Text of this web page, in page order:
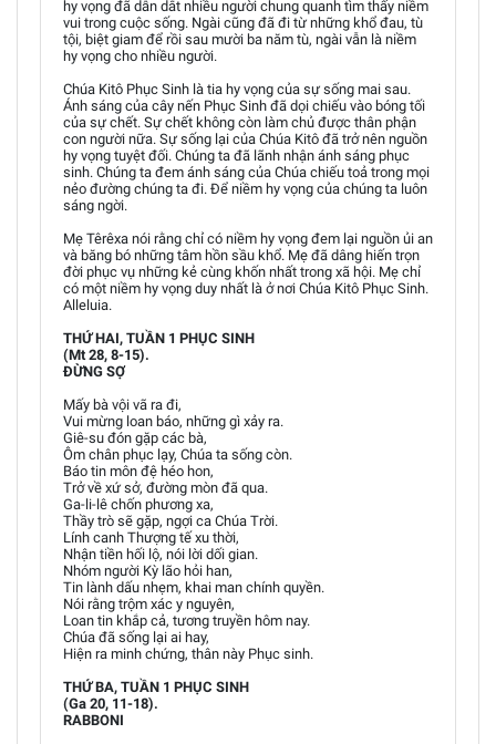
hy vọng đã dẫn dắt nhiều người chung quanh tìm thấy niềm
vui trong cuộc sống. Ngài cũng đã đi từ những khổ đau, tù
tội, biệt giam để rồi sau mười ba năm tù, ngài vẫn là niềm
hy vọng cho nhiều người.
Chúa Kitô Phục Sinh là tia hy vọng của sự sống mai sau.
Ánh sáng của cây nến Phục Sinh đã dọi chiếu vào bóng tối
của sự chết. Sự chết không còn làm chủ được thân phận
con người nữa. Sự sống lại của Chúa Kitô đã trở nên nguồn
hy vọng tuyệt đối. Chúng ta đã lãnh nhận ánh sáng phục
sinh. Chúng ta đem ánh sáng của Chúa chiếu toả trong mọi
nẻo đường chúng ta đi. Để niềm hy vọng của chúng ta luôn
sáng ngời.
Mẹ Têrêxa nói rằng chỉ có niềm hy vọng đem lại nguồn ủi an
và băng bó những tâm hồn sầu khổ. Mẹ đã dâng hiến trọn
đời phục vụ những kẻ cùng khốn nhất trong xã hội. Mẹ chỉ
có một niềm hy vọng duy nhất là ở nơi Chúa Kitô Phục Sinh.
Alleluia.
THỨ HAI, TUẦN 1 PHỤC SINH
(Mt 28, 8-15).
ĐỪNG SỢ
Mấy bà vội vã ra đi,
Vui mừng loan báo, những gì xảy ra.
Giê-su đón gặp các bà,
Ôm chân phục lạy, Chúa ta sống còn.
Báo tin môn đệ héo hon,
Trở về xứ sở, đường mòn đã qua.
Ga-li-lê chốn phương xa,
Thầy trò sẽ gặp, ngợi ca Chúa Trời.
Lính canh Thượng tế xu thời,
Nhận tiền hối lộ, nói lời dối gian.
Nhóm người Kỳ lão hỏi han,
Tin lành dấu nhẹm, khai man chính quyền.
Nói rằng trộm xác y nguyên,
Loan tin khắp cả, tương truyền hôm nay.
Chúa đã sống lại ai hay,
Hiện ra minh chứng, thân này Phục sinh.
THỨ BA, TUẦN 1 PHỤC SINH
(Ga 20, 11-18).
RABBONI